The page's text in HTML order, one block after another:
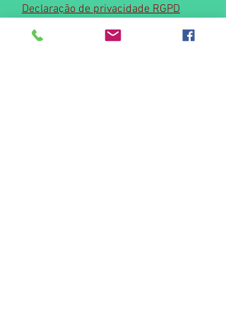
Declaração de privacidade RGPD